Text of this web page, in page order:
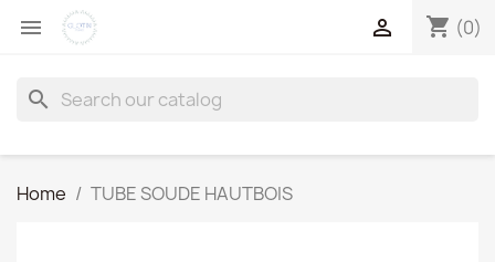
 shopping_cart (0)

search
Home TUBE SOUDE HAUTBOIS